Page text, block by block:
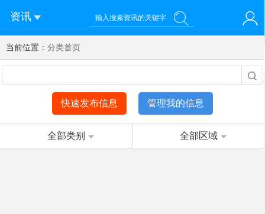
资讯
您好！欢迎来到济南西站棒极网-济南西部新城社区新媒体综
合资讯门户网站
登录 注册 微信快速登录
当前位置： 分类首页
快速发布信息 管理我的信息
全部类别 全部区域